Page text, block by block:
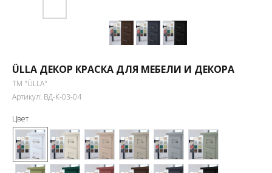
ÜLLA ДЕКОР КРАСКА ДЛЯ МЕБЕЛИ И ДЕКОРА
ТМ "ÜLLA"
Артикул: ВД-К-03-04
Цвет